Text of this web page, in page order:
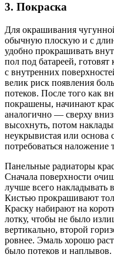
3. Покраска
Для окрашивания
обычную плоскую и с
удобно прокрашивать
пол под батареей,
с внутренних
велик риск появления
потеков. После того как
покрашены, начинают
аналогично — сверху
высохнуть, потом
неукрывистая или
потребоваться наложение
Панельные радиаторы
Сначала поверхности
лучше всего накладывать
Кистью прокрашивают
Краску набирают на
лотку, чтобы не было
вертикально, второй
ровнее. Эмаль хорошо
было потеков и наплывов.